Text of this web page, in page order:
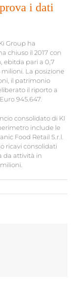
i dati
Group ha
chiuso il 2017 con
ebitda pari a 0,7
La posizione
il patrimonio
il riporto a
945.647.
consolidato di KI
include le
Food Retail S.r.l.
ricavi consolidati
da attività in